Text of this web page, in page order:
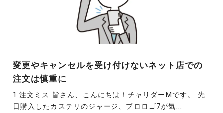
変更やキャンセルを受け付けないネット店での
注文は慎重に
1.注文ミス 皆さん、こんにちは！チャリダーMです。 先
日購入したカステリのジャージ、プロロゴ7が気...